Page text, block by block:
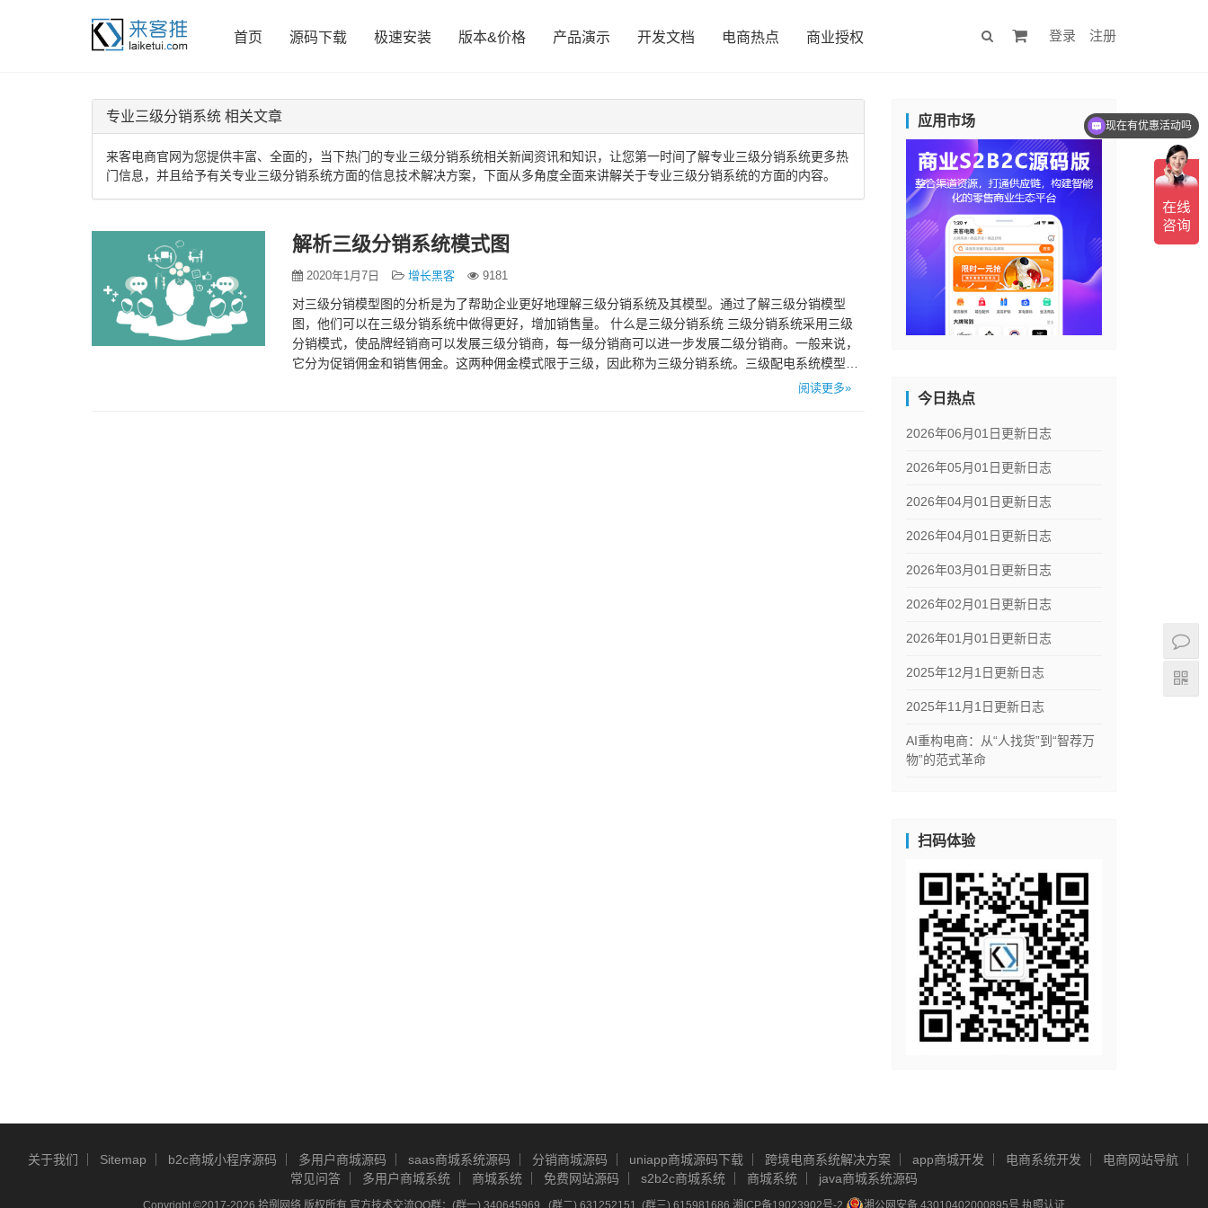
首页 源码下载 极速安装 版本&价格 产品演示 开发文档 电商热点 商业授权 登录 注册
专业三级分销系统 相关文章
来客电商官网为您提供丰富、全面的，当下热门的专业三级分销系统相关新闻资讯和知识，让您第一时间了解专业三级分销系统更多热
门信息，并且给予有关专业三级分销系统方面的信息技术解决方案，下面从多角度全面来讲解关于专业三级分销系统的方面的内容。
解析三级分销系统模式图
2020年1月7日 增长黑客 9181
对三级分销模型图的分析是为了帮助企业更好地理解三级分销系统及其模型。通过了解三级分销模型
图，他们可以在三级分销系统中做得更好，增加销售量。 什么是三级分销系统 三级分销系统采用三级
分销模式，使品牌经销商可以发展三级分销商，每一级分销商可以进一步发展二级分销商。一般来说，
它分为促销佣金和销售佣金。这两种佣金模式限于三级，因此称为三级分销系统。三级配电系统模型图
阅读更多»
应用市场
今日热点
2026年06月01日更新日志
2026年05月01日更新日志
2026年04月01日更新日志
2026年04月01日更新日志
2026年03月01日更新日志
2026年02月01日更新日志
2026年01月01日更新日志
2025年12月1日更新日志
2025年11月1日更新日志
AI重构电商：从“人找货”到“智荐万
物”的范式革命
扫码体验
关于我们 Sitemap b2c商城小程序源码 多用户商城源码 saas商城系统源码 分销商城源码 uniapp商城源码下载 跨境电商系统解决方案 app商城开发 电商系统开发
电商网站导航
常见问答
多用户商城系统 商城系统 免费网站源码 s2b2c商城系统 商城系统 java商城系统源码
Copyright ©2017-2026 拾捌网络 版权所有 官方技术交流QQ群：(群一) 340645969 , (群二) 631252151, (群三) 615981686 湘ICP备19023902号-2 湘公网安备 43010402000895号 执照认证
现在有优惠活动吗